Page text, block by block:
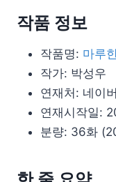
작품 정보
작품명: 마루
작가: 박성우
연재처: 네이
연재시작일:
분량: 36화